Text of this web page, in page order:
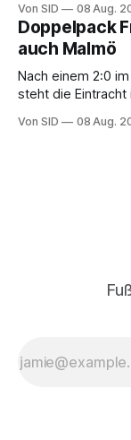
Von SID 08 Aug.
Doppelpack
auch Malmö
Nach einem 2:0
steht die
Von SID 08 Aug.